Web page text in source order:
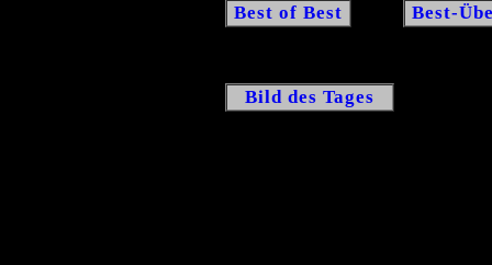
Best of Best Best-
Bild des Tages